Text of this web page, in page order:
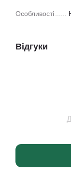
Особливості
Відгуки